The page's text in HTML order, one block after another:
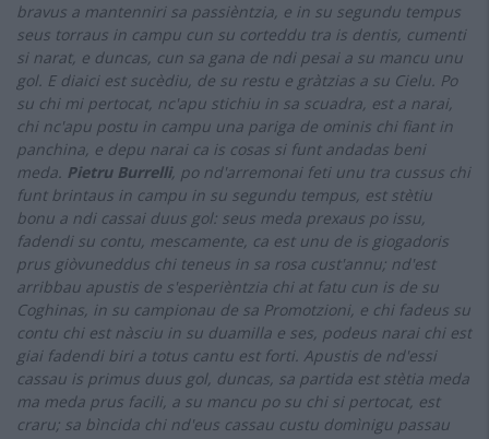
bravus a mantenniri sa passièntzia, e in su segundu tempus
seus torraus in campu cun su corteddu tra is dentis, cumenti
si narat, e duncas, cun sa gana de ndi pesai a su mancu unu
gol. E diaici est sucèdiu, de su restu e gràtzias a su Cielu. Po
su chi mi pertocat, nc'apu stichiu in sa scuadra, est a narai,
chi nc'apu postu in campu una pariga de ominis chi fiant in
panchina, e depu narai ca is cosas si funt andadas beni
meda. Pietru Burrelli, po nd'arremonai feti unu tra cussus chi
funt brintaus in campu in su segundu tempus, est stètiu
bonu a ndi cassai duus gol: seus meda prexaus po issu,
fadendi su contu, mescamente, ca est unu de is giogadoris
prus giòvuneddus chi teneus in sa rosa cust'annu; nd'est
arribbau apustis de s'esperièntzia chi at fatu cun is de su
Coghinas, in su campionau de sa Promotzioni, e chi fadeus su
contu chi est nàsciu in su duamilla e ses, podeus narai chi est
giai fadendi biri a totus cantu est forti. Apustis de nd'essi
cassau is primus duus gol, duncas, sa partida est stètia meda
ma meda prus facili, a su mancu po su chi si pertocat, est
craru; sa bìncida chi nd'eus cassau custu domìnigu passau